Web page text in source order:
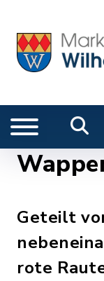
Geteilt
rote